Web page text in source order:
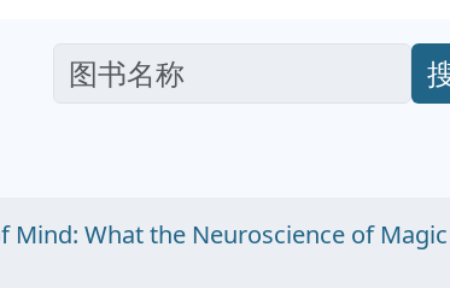
Mind: What the Neuroscience of